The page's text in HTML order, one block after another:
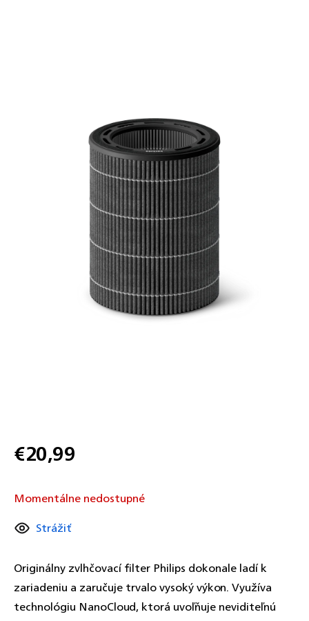
€20,99
cena:
Momentálne nedostupné
Originálny zvlhčovací filter Philips dokonale ladí k
zariadeniu a zaručuje trvalo vysoký výkon. Využíva
technológiu NanoCloud, ktorá uvoľňuje neviditeľnú
Strážiť